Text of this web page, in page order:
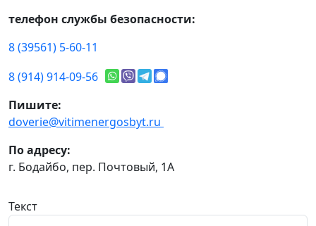
телефон службы безопасности:
8 (39561) 5-60-11
8 (914) 914-09-56
Пишите:
doverie@vitimenergosbyt.ru
По адресу:
г. Бодайбо, пер. Почтовый, 1А
Текст